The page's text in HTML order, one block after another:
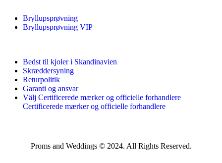
Bryllupsprøvning
Bryllupsprøvning VIP
Bedst til kjoler i Skandinavien
Skræddersyning
Returpolitik
Garanti og ansvar
Välj Certificerede mærker og officielle forhandlere
Certificerede mærker og officielle forhandlere
Proms and Weddings © 2024. All Rights Reserved.